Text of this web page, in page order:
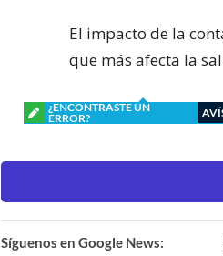
El impacto de la
que más afecta la
¿ENCONTRASTE UN
ERROR?
Síguenos en Google News: